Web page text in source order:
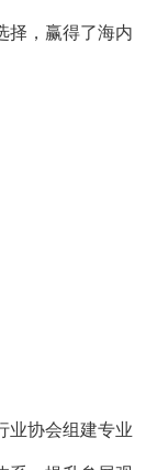
择，赢得了海内
业协会组建专业